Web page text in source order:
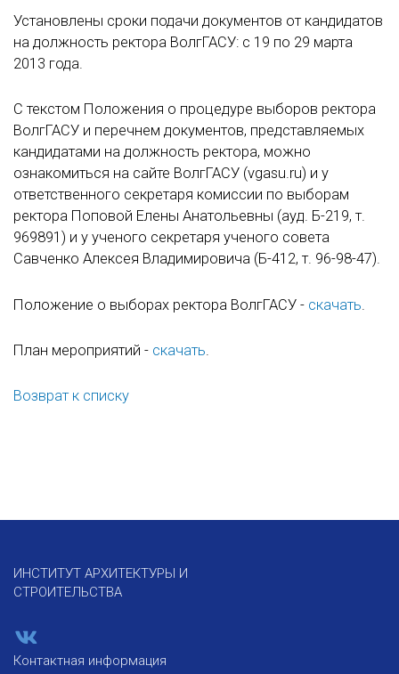
Установлены сроки подачи документов от кандидатов
на должность ректора ВолгГАСУ: с 19 по 29 марта
2013 года.
С текстом Положения о процедуре выборов ректора
ВолгГАСУ и перечнем документов, представляемых
кандидатами на должность ректора, можно
ознакомиться на сайте ВолгГАСУ (vgasu.ru) и у
ответственного секретаря комиссии по выборам
ректора Поповой Елены Анатольевны (ауд. Б-219, т.
969891) и у ученого секретаря ученого совета
Савченко Алексея Владимировича (Б-412, т. 96-98-47).
Положение о выборах ректора ВолгГАСУ - скачать
План мероприятий - скачать.
Возврат к списку
ИНСТИТУТ АРХИТЕКТУРЫ И
СТРОИТЕЛЬСТВА
Контактная информация